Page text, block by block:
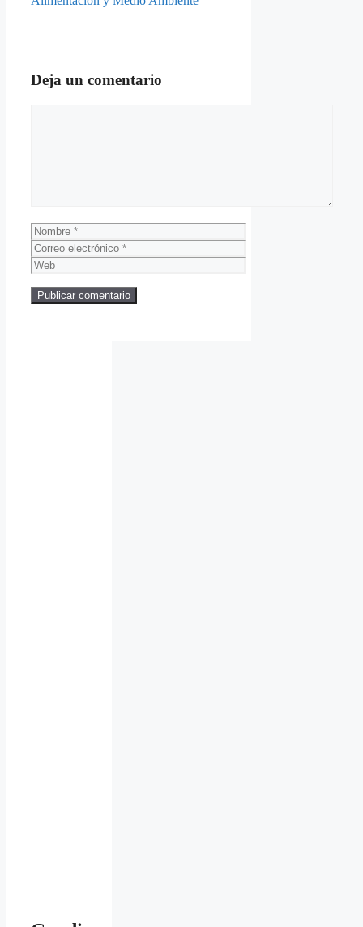
Deja un comentario
Nombre
Correo
electrónico
Web